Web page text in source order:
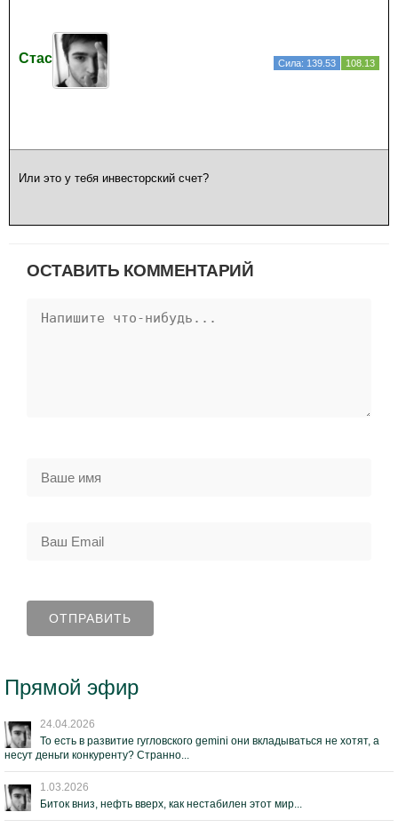
Стас Сила: 139.53 108.13
Или это у тебя инвесторский счет?
ОСТАВИТЬ КОММЕНТАРИЙ
Прямой эфир
24.04.2026
То есть в развитие гугловского gemini они вкладываться не хотят, а
несут деньги конкуренту? Странно...
1.03.2026
Биток вниз, нефть вверх, как нестабилен этот мир...